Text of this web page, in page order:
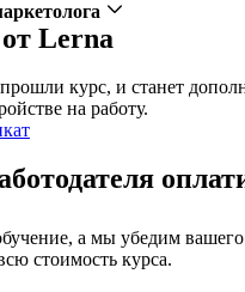
Lerna
курс, и станет
на работу.
а мы убедим вашего
стоимость курса.